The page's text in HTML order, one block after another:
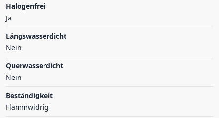
Halogenfrei
Ja
Längswasserdicht
Nein
Querwasserdicht
Nein
Beständigkeit
Flammwidrig